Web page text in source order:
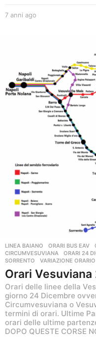
7 anni ago
o
LINEA BAIANO ,ORARI BUS EAV ,
CIRCUMVESUVIANA
,ORARI 24
SORRENTO
,VARIAZIONE ORARIO
Orari
Orari delle linee della
giorno 24 Dicembre
Circumvesuviana o
termini di orari. Ultime
orari delle ultime
DOPO QUESTE CORSE